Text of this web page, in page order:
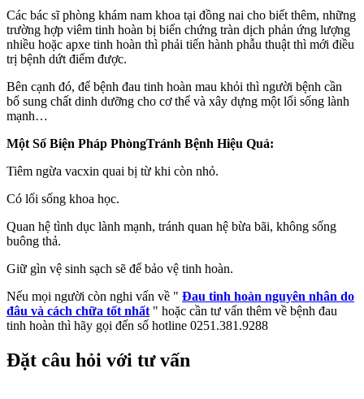
Các bác sĩ phòng khám nam khoa tại đồng nai cho biết thêm, những
trường hợp viêm tinh hoàn bị biến chứng tràn dịch phản ứng lượng
nhiều hoặc apxe tinh hoàn thì phải tiến hành phẫu thuật thì mới điều
trị bệnh dứt điểm được.
Bên cạnh đó, để bệnh đau tinh hoàn mau khỏi thì người bệnh cần
bổ sung chất dinh dưỡng cho cơ thể và xây dựng một lối sống lành
mạnh…
Một Số Biện Pháp PhòngTránh Bệnh Hiệu Quả:
Tiêm ngừa vacxin quai bị từ khi còn nhỏ.
Có lối sống khoa học.
Quan hệ tình dục lành mạnh, tránh quan hệ bừa bãi, không sống
buông thả.
Giữ gìn vệ sinh sạch sẽ để bảo vệ tinh hoàn.
Nếu mọi người còn nghi vấn về " Đau tinh hoàn nguyên nhân do
đâu và cách chữa tốt nhất " hoặc cần tư vấn thêm về bệnh đau
tinh hoàn thì hãy gọi đến số hotline 0251.381.9288
Đặt câu hỏi với tư vấn